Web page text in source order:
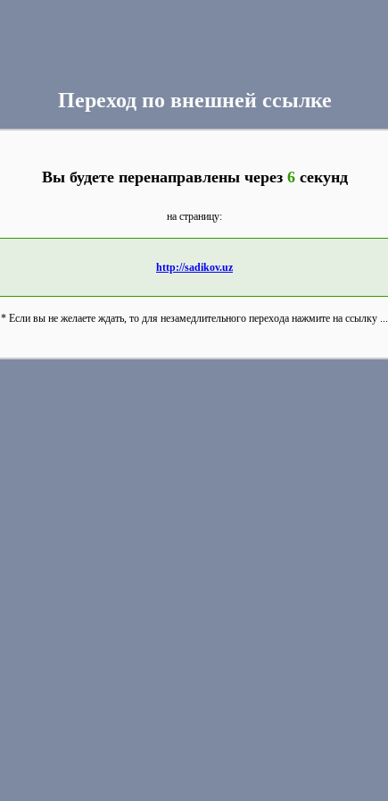
Переход по внешней ссылке
Вы будете перенаправлены через 6секунд
на страницу:
http://sadikov.uz
* Если вы не желаете ждать, то для незамедлительного перехода нажмите на ссылку ...